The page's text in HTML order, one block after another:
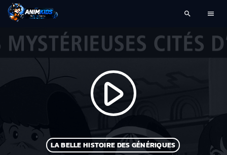
search menu
play_arrow
LA BELLE HISTOIRE DES GÉNÉRIQUES